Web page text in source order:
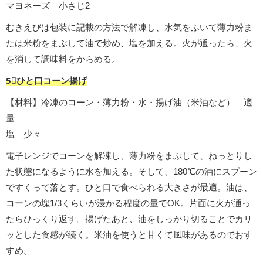
マヨネーズ 小さじ2
むきえびは包装に記載の方法で解凍し、水気をふいて薄力粉ま
たは米粉をまぶして油で炒め、塩を加える。火が通ったら、火
を消して調味料をからめる。
5︎⃣ひと口コーン揚げ
【材料】冷凍のコーン・薄力粉・水・揚げ油（米油など） 適
量
塩 少々
電子レンジでコーンを解凍し、薄力粉をまぶして、ねっとりし
た状態になるように水を加える。そして、180℃の油にスプーン
ですくって落とす。ひと口で食べられる大きさが最適。油は、
コーンの塊1/3くらいが浸かる程度の量でOK。片面に火が通っ
たらひっくり返す。揚げたあと、油をしっかり切ることでカリ
ッとした食感が続く。米油を使うと甘くて風味があるのでおす
すめ。